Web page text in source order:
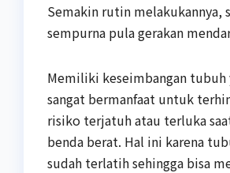
Semakin rutin melakukannya,
sempurna pula gerakan
Memiliki keseimbangan tubuh
sangat bermanfaat untuk
risiko terjatuh atau terluka
benda berat. Hal ini karena
sudah terlatih sehingga bisa